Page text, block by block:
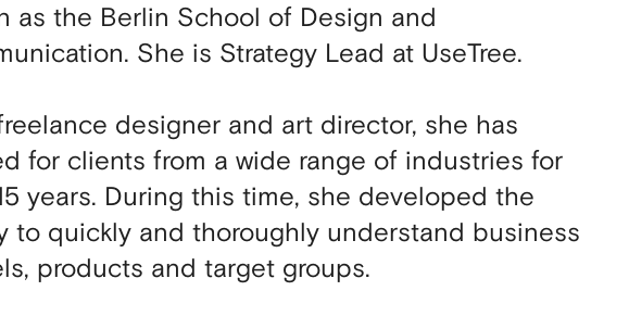
as the Berlin School of Design and
She is Strategy Lead at UseTree.
designer and art director, she has
for clients from a wide range of industries for
years. During this time, she developed the
to quickly and thoroughly understand business
products and target groups.